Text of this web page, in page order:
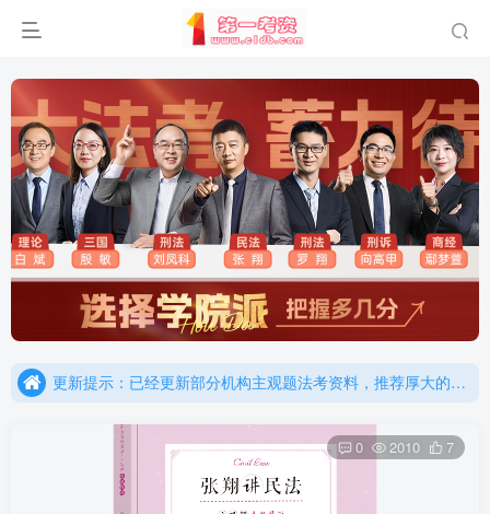
重要通知：因网站调整，现已经关闭手机号登录，请手机注册用户及时添加客服微信（微信号：dykz180），客服会协助将登陆方式更改为邮箱登录！
重要通知：因网站调整，现已经关闭手机号登录，请手机注册用户及时添加客服微信（微信号：dykz180），客服会协助将登陆方式更改为邮箱登录！
更新提示：已经更新部分机构主观题法考资料，推荐厚大的考点清单，高清版，特别适合学习！
0 2010 7